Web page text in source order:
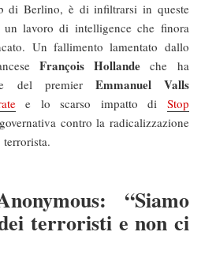
di Berlino, è di infiltrarsi in queste
lavoro di intelligence che finora
Un fallimento lamentato dallo
François Hollande che ha
del premier Emmanuel Valls
e lo scarso impatto di Stop
contro la radicalizzazione
“Siamo
terroristi e non ci